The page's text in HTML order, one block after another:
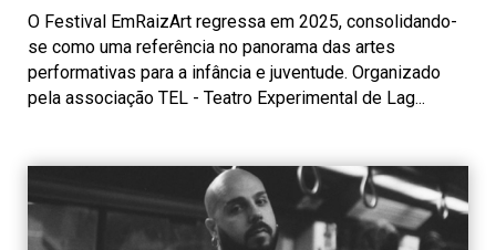
O Festival EmRaizArt regressa em 2025, consolidando-
se como uma referência no panorama das artes
performativas para a infância e juventude. Organizado
pela associação TEL - Teatro Experimental de Lag...